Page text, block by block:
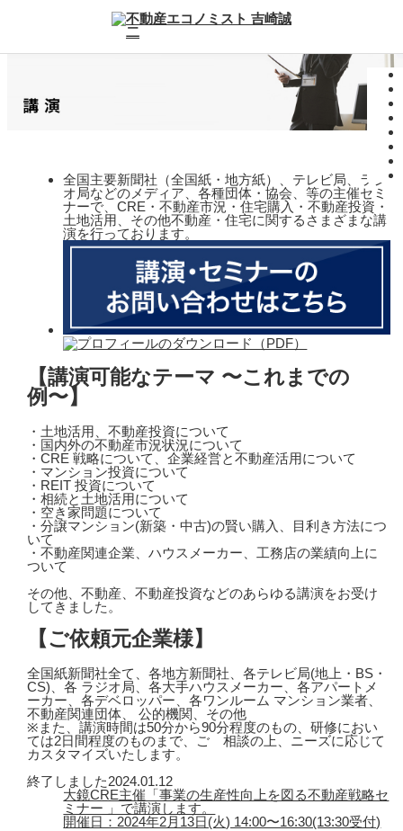
全国主要新聞社（全国紙・地方紙）、テレビ局、ラジ
オ局などのメディア、各種団体・協会、等の主催セミ
ナーで、CRE・不動産市況・住宅購入・不動産投資・
土地活用、その他不動産・住宅に関するさまざまな講
演を行っております。
【講演可能なテーマ 〜これまでの
例〜】
・土地活用、不動産投資について
・国内外の不動産市況状況について
・CRE 戦略について、企業経営と不動産活用について
・マンション投資について
・REIT 投資について
・相続と土地活用について
・空き家問題について
・分譲マンション(新築・中古)の賢い購入、目利き方法につ
いて
・不動産関連企業、ハウスメーカー、工務店の業績向上に
ついて
その他、不動産、不動産投資などのあらゆる講演をお受け
してきました。
【ご依頼元企業様】
全国紙新聞社全て、各地方新聞社、各テレビ局(地上・BS・
CS)、各 ラジオ局、各大手ハウスメーカー、各アパートメ
ーカー、各デベロッパー、各ワンルーム マンション業者、
不動産関連団体、 公的機関、その他
※また、講演時間は50分から90分程度のもの、研修におい
ては2日間程度のものまで、ご゙相談の上、ニーズに応じて
カスタマイズいたします。
終了しました2024.01.12
大鏡CRE主催「事業の生産性向上を図る不動産戦略セ
ミナー 」で講演します。
開催日：2024年2月13日(火) 14:00〜16:30(13:30受付)